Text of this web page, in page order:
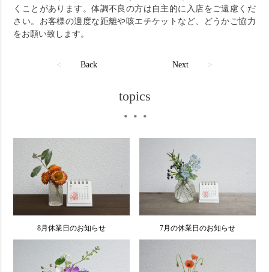
くことがあります。体調不良の方は自主的に入店をご遠慮くだ
さい。お客様の適度な距離や咳エチケットなど、どうかご協力
をお願い致します。
< Back Next >
topics
・・・
8月休業日のお知らせ 7月の休業日のお知らせ